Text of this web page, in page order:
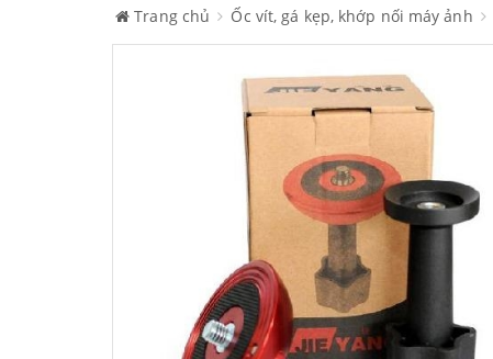
Trang chủ Ốc vít, gá kẹp, khớp nối máy ảnh